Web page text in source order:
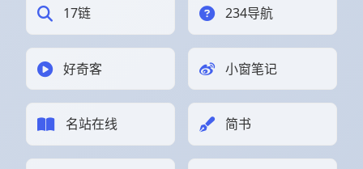
17链 234导航
好奇客 小窗笔记
名站在线 简书